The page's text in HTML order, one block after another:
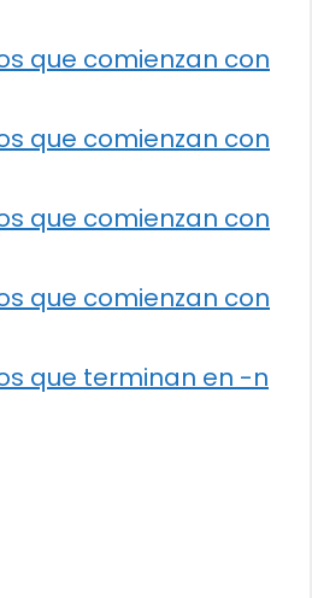
que comienzan con
que comienzan con
que comienzan con
que comienzan con
que terminan en -n